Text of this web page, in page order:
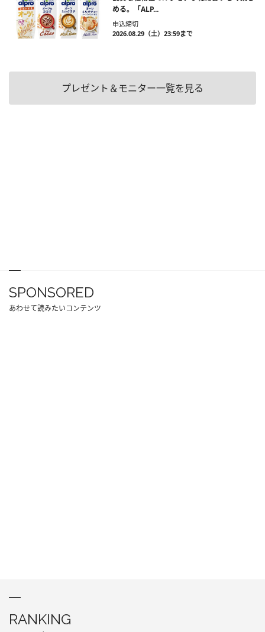
める。「ALP...
申込締切
2026.08.29（土）23:59まで
プレゼント＆モニター一覧を見る
SPONSORED
あわせて読みたいコンテンツ
RANKING